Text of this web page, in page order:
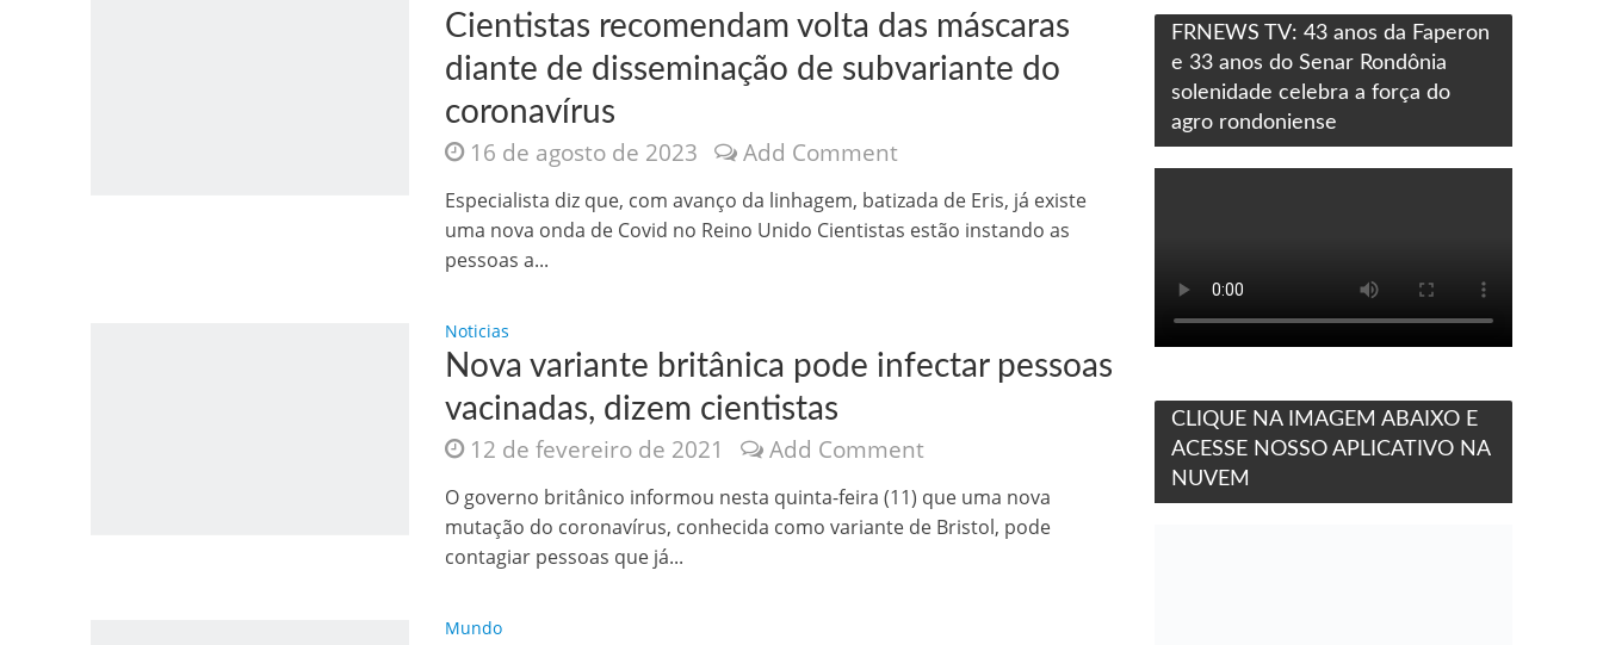
INTRIGANTE: 3 I Atlas intriga a Humanidade
Cientistas recomendam volta das máscaras
diante de disseminação de subvariante do
coronavírus
16 de agosto de 2023 Add Comment
Especialista diz que, com avanço da linhagem, batizada de Eris, já existe
uma nova onda de Covid no Reino Unido Cientistas estão instando as
pessoas a...
Noticias
Nova variante britânica pode infectar pessoas
vacinadas, dizem cientistas
12 de fevereiro de 2021 Add Comment
O governo britânico informou nesta quinta-feira (11) que uma nova
mutação do coronavírus, conhecida como variante de Bristol, pode
contagiar pessoas que já...
Mundo
FRNEWS TV: 43 anos da Faperon
e 33 anos do Senar Rondônia
solenidade celebra a força do
agro rondoniense
CLIQUE NA IMAGEM ABAIXO E
ACESSE NOSSO APLICATIVO NA
NUVEM